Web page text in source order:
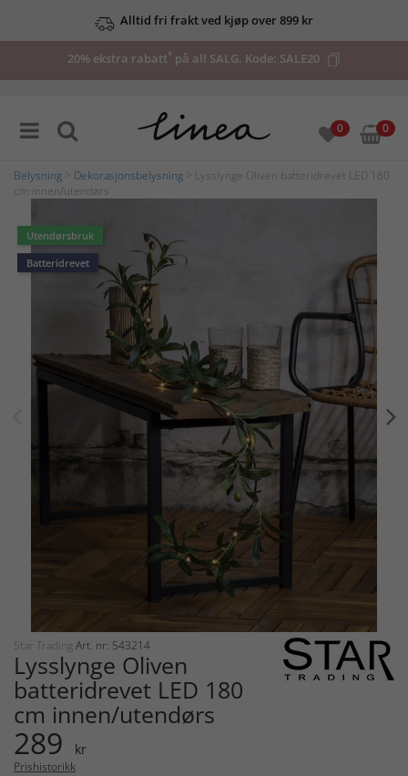
Alltid fri frakt ved kjøp over 899 kr
20% ekstra rabatt* på all SALG. Kode: SALE20
0 0
Belysning Dekorasjonsbelysning > Lysslynge Oliven batteridrevet LED 180
cm innen/utendørs
Utendørsbruk
Batteridrevet
Star Trading Art. nr: 543214
Lysslynge Oliven
batteridrevet LED 180
cm innen/utendørs
289 kr
Prishistorikk